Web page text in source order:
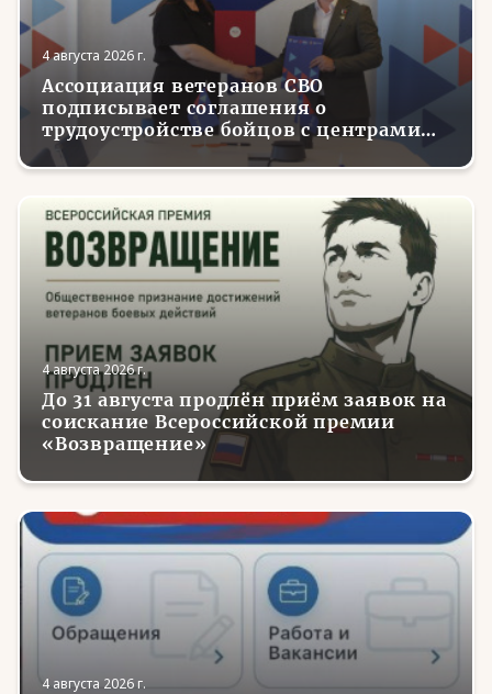
4 августа 2026 г.
Ассоциация ветеранов СВО
подписывает соглашения о
трудоустройстве бойцов с центрами
занятости в регионах России
4 августа 2026 г.
До 31 августа продлён приём заявок на
соискание Всероссийской премии
«Возвращение»
4 августа 2026 г.